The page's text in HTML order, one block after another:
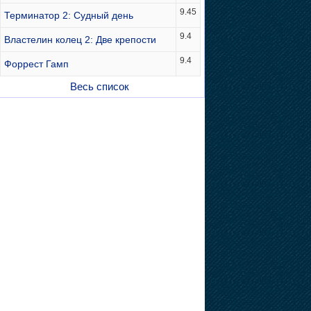
Терминатор 2: Судный день 9.45
Властелин колец 2: Две крепости 9.4
Форрест Гамп 9.4
Весь список